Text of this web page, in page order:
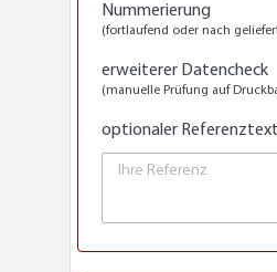
Nummerierung
(fortlaufend oder nach
erweiterer Datencheck
(manuelle Prüfung auf
optionaler